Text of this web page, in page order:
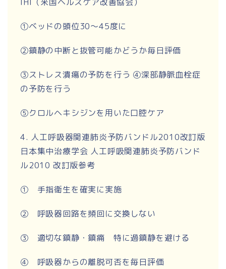
①ベッドの頭位30～45度に
②鎮静の中断と抜管可能かどうか毎日評価
③ストレス潰瘍の予防を行う ④深部静脈血栓症
の予防を行う
⑤クロルヘキシジンを用いた口腔ケア
4. 人工呼吸器関連肺炎予防バンドル2010改訂版
日本集中治療学会 人工呼吸関連肺炎予防バンド
ル2010 改訂版参考
① 手指衛生を確実に実施
② 呼吸器回路を頻回に交換しない
③ 適切な鎮静・鎮痛 特に過鎮静を避ける
④ 呼吸器からの離脱可否を毎日評価